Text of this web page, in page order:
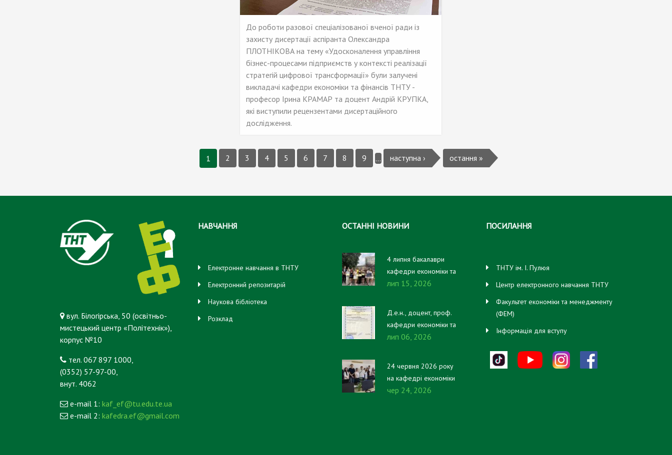
До роботи разової спеціалізованої вченої ради із
захисту дисертації аспіранта Олександра
ПЛОТНІКОВА на тему «Удосконалення управління
бізнес-процесами підприємств у контексті реалізації
стратегій цифрової трансформації» були залучені
викладачі кафедри економіки та фінансів ТНТУ -
професор Ірина КРАМАР та доцент Андрій КРУПКА,
які виступили рецензентами дисертаційного
дослідження.
1 2 3 4 5 6 7 8 9 … наступна › остання »
вул. Білогірська, 50 (освітньо-
мистецький центр «Політехнік»),
корпус №10
тел. 067 897 1000,
(0352) 57-97-00,
внут. 4062
e-mail 1: kaf_ef@tu.edu.te.ua
e-mail 2: kafedra.ef@gmail.com
НАВЧАННЯ
Електронне навчання в ТНТУ
Електронний репозитарій
Наукова бібліотека
Розклад
ОСТАННІ НОВИНИ
4 липня бакалаври
кафедри економіки та
фінансів отримали свої
лип 15, 2026
Д.е.н., доцент, проф.
кафедри економіки та
фінансів Віталій
реєстрацію авторського
права на настільну гру
«Платники та
лип 06, 2026
24 червня 2026 року
на кафедрі економіки
та фінансів відбувся
чер 24, 2026
ПОСИЛАННЯ
ТНТУ ім. І. Пулюя
Центр електронного навчання ТНТУ
Факультет економіки та менеджменту
(ФЕМ)
Інформація для вступу